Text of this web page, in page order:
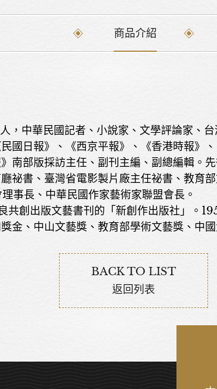
商品介紹
中華民國記者、小說家、文學評論家、
國日報》、《西京平報》、《香港時報》
南部版採訪主任、副刊主編、副總編輯。
祕書、臺灣省電影製片廠主任祕書、教育
事長、中華民國作家藝術家聯盟會長。
創出版文藝書刊的「新創作出版社」。
金、中山文藝獎、教育部學術文藝獎、中
BACK TO LIST
返回列表